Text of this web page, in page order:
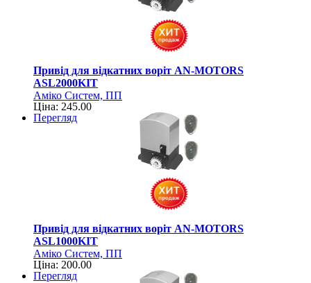
Привід для відкатних воріт AN-MOTORS
ASL2000KIT
Аміко Систем, ПП
Ціна: 245.00
Перегляд
Привід для відкатних воріт AN-MOTORS
ASL1000KIT
Аміко Систем, ПП
Ціна: 200.00
Перегляд